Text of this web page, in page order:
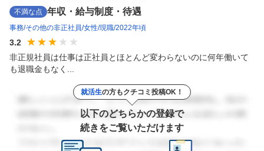
不満な点 年収・給与制度・待遇
事務 その他の非正社員 女性 現職 2022年頃
3.2
非正規社員は仕事は正社員とほとんど変わらないのに何年働いて
も退職金もなく...
就活生の方もクチコミ投稿OK！
以下のどちらかの登録で
続きをご覧いただけます